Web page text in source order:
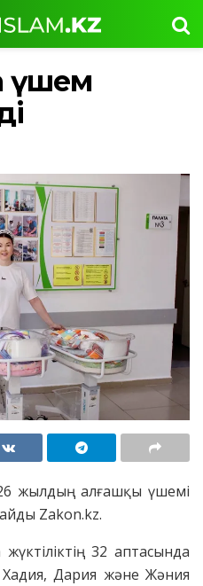
үшем
жылдың алғашқы үшемi
Zakon.kz.
32 аптасында
Хадия, Дария және Жәния